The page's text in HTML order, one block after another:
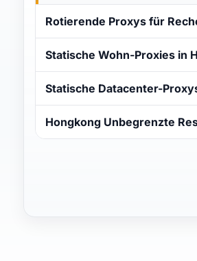
Rotierende Proxys für
Statische Wohn-Proxies in
Statische Datacenter-
Hongkong Unbegrenzte